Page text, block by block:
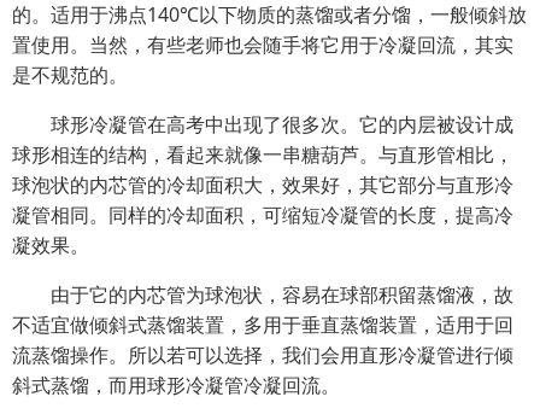
的。适用于沸点140℃以下物质的蒸馏或者分馏，一般倾斜放
置使用。当然，有些老师也会随手将它用于冷凝回流，其实
是不规范的。
球形冷凝管在高考中出现了很多次。它的内层被设计成
球形相连的结构，看起来就像一串糖葫芦。与直形管相比，
球泡状的内芯管的冷却面积大，效果好，其它部分与直形冷
凝管相同。同样的冷却面积，可缩短冷凝管的长度，提高冷
凝效果。
由于它的内芯管为球泡状，容易在球部积留蒸馏液，故
不适宜做倾斜式蒸馏装置，多用于垂直蒸馏装置，适用于回
流蒸馏操作。所以若可以选择，我们会用直形冷凝管进行倾
斜式蒸馏，而用球形冷凝管冷凝回流。